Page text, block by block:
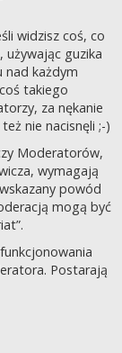
widzisz coś, co
używając guzika
nad każdym
takiego
za nękanie
nie nacisnęli ;-)
Moderatorów,
wymagają
powód
mogą być
Postarają